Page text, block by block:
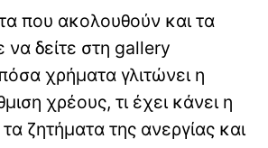
που ακολουθούν και τα
να δείτε στη gallery
χρήματα γλιτώνει η
χρέους, τι έχει κάνει η
ζητήματα της ανεργίας και